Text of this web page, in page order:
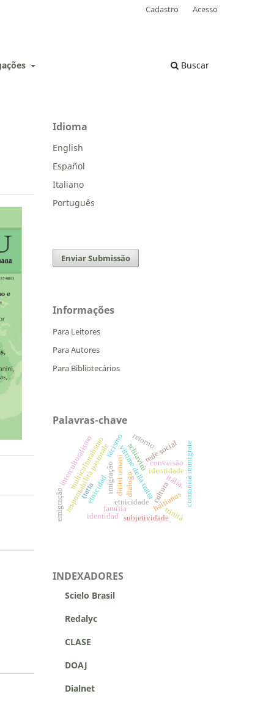
Buscar
Cadastro Acesso
Idioma
English
Español
Italiano
Português
Enviar Submissão
Informações
Para Leitores
Para Autores
Para Bibliotecários
Palavras-chave
tratta vittime della tratta
diritti umanischiavitù
responsabilità pastorale identidade
cultura
etnicidade
imigração
família
rede social
multiculturalismo
interculturalismo comunità immigrate
etnicidad
identidad
haitianos
racismo
subjetividade
dialogo
trinità
conversão
emigração
retorno
itália.
INDEXADORES
Scielo Brasil
Redalyc
CLASE
DOAJ
Dialnet